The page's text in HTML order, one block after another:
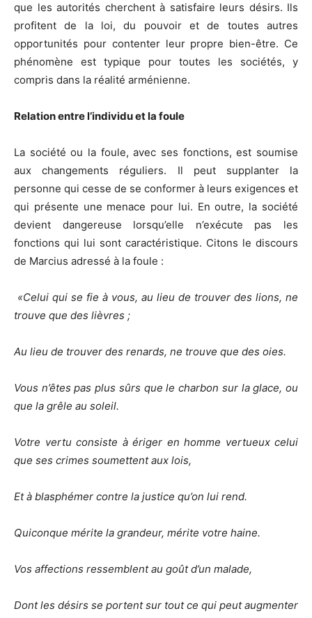
que les autorités cherchent à satisfaire leurs désirs. Ils
profitent de la loi, du pouvoir et de toutes autres
opportunités pour contenter leur propre bien-être. Ce
phénomène est typique pour toutes les sociétés, y
compris dans la réalité arménienne.
Relation entrel’individu et la foule
La société ou la foule, avec ses fonctions, est soumise
aux changements réguliers. Il peut supplanter la
personne qui cesse de se conformer à leurs exigences et
qui présente une menace pour lui. En outre, la société
devient dangereuse lorsqu’elle n’exécute pas les
fonctions qui lui sont caractéristique. Citons le discours
de Marcius adressé à la foule :
«Celui qui se fie à vous, au lieu de trouver des lions, ne
trouve que des lièvres ;
Au lieu de trouver des renards, ne trouve que des oies.
Vous n’êtes pas plus sûrs que le charbon sur la glace, ou
que la grêle au soleil.
Votre vertu consiste à ériger en homme vertueux celui
que ses crimes soumettent aux lois,
Et à blasphémer contre la justice qu’on lui rend.
Quiconque mérite la grandeur, mérite votre haine.
Vos affections ressemblent au goût d’un malade,
Dont les désirs se portent sur tout ce qui peut augmenter